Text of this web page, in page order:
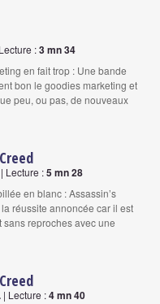
:3 mn 34
en fait trop : Une bande
bon le goodies marketing et
peu, ou pas, de nouveaux
| Lecture :5 mn 28
en blanc : Assassin’s
réussite annoncée car il est
reproches avec une
| Lecture :4 mn 40